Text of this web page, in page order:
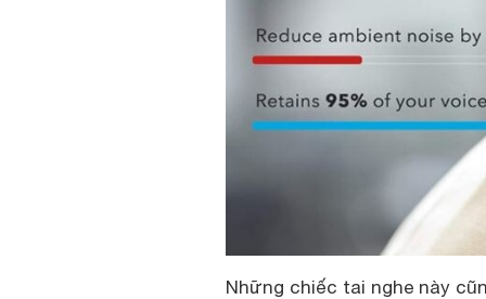
Những chiếc tai nghe này